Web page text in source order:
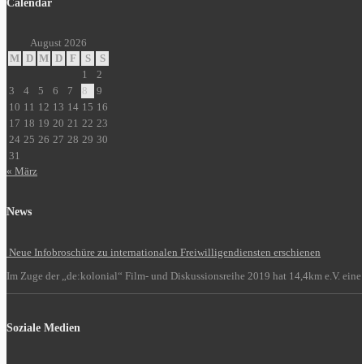
August 2026
M D M D F S
S
1
2
3
4 5 6 7 8
9
10 11 12 13 14 15 16
17 18 19 20 21 22 23
24 25 26 27 28 29 30
31
« März
News
Neue Infobroschüre zu internationalen Freiwilligendiensten erschienen
Im Zuge der „de:kolonial“ Film- und Diskussionsreihe 2019 hat 14,4km e.V.
Soziale Medien